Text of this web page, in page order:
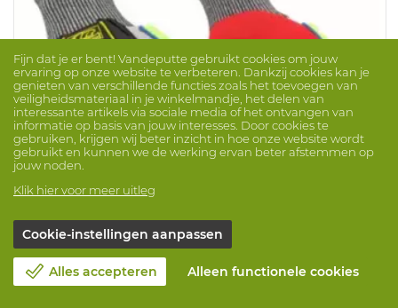
Impact Handschoen Ringers R065
Merk: ANSELL ProdNr. 1048065
Fijn dat je er bent! Vandeputte gebruikt cookies om jouw
ervaring op onze website te verbeteren. Dankzij cookies kan je
genieten van verschillende functies zoals het toevoegen van
veiligheidsmateriaal in je winkelmandje, het delen van
interessante artikels via sociale media of het ontvangen van
informatie op basis van jouw interesses. Door cookies te
gebruiken, krijgen wij beter inzicht in hoe onze website wordt
gebruikt en kunnen we de werking ervan beter afstemmen op
jouw noden.
Klik hier voor meer uitleg
Cookie-instellingen aanpassen
Alles accepteren Alleen functionele cookies